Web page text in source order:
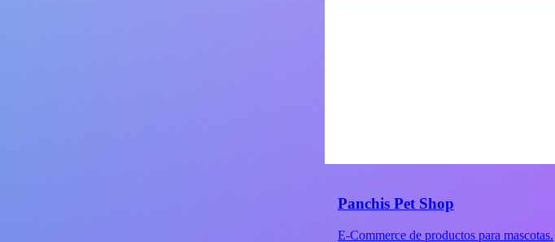
Panchis Pet Shop
E-Commerce de productos para mascotas.